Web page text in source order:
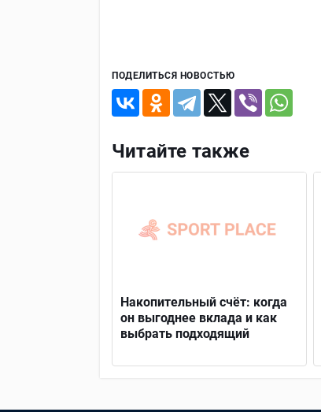
ПОДЕЛИТЬСЯ НОВОСТЬЮ
Читайте также
Накопительный счёт: когда
он выгоднее вклада и как
выбрать подходящий